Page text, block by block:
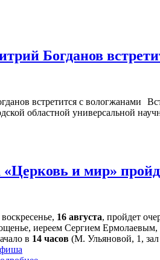
Богданов
областной универсальной
и мир»
16 августа, пройдет
иереем Сергием Ермолаевым,
в 14 часов (М. Ульяновой, 1,